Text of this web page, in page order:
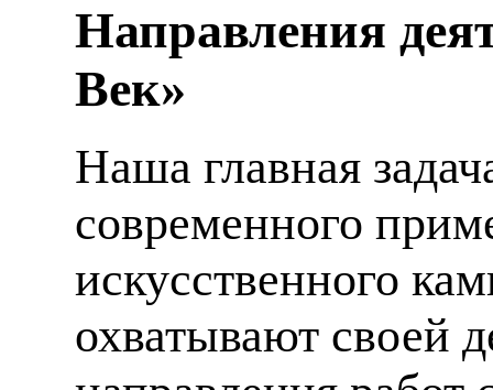
Направления
Век»
Наша главная
современного
искусственного
охватывают своей